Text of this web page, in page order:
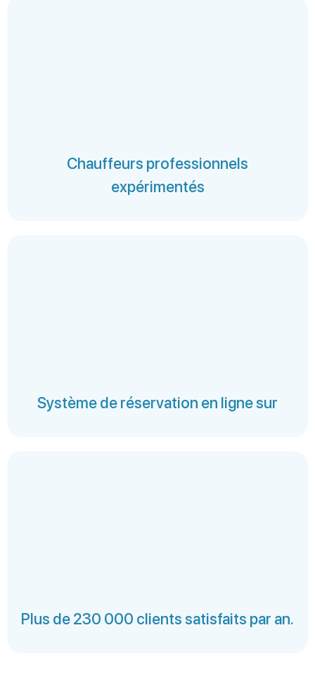
Chauffeurs professionnels
expérimentés
Système de réservation en ligne sur
Plus de 230 000 clients satisfaits par an.